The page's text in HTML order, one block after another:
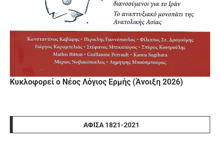
Κυκλοφορεί ο Νέος Λόγιος Ερμής (Άνοιξη 2026)
ΑΦΊΣΑ 1821-2021